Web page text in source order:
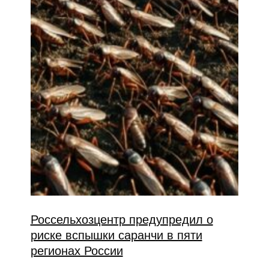
Россельхозцентр предупредил о
риске вспышки саранчи в пяти
регионах России